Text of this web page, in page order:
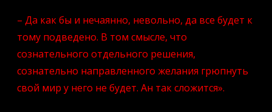
– Да как бы и нечаянно, невольно, да все будет к
тому подведено. В том смысле, что
сознательного отдельного решения,
сознательно направленного желания грюпнуть
свой мир у него не будет. Ан так сложится».